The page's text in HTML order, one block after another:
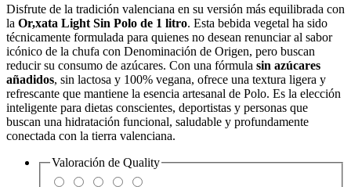
Disfrute de la tradición valenciana en su versión más equilibrada con
la Or,xata Light Sin Polo de 1 litro. Esta bebida vegetal ha sido
técnicamente formulada para quienes no desean renunciar al sabor
icónico de la chufa con Denominación de Origen, pero buscan
reducir su consumo de azúcares. Con una fórmula sin azúcares
añadidos, sin lactosa y 100% vegana, ofrece una textura ligera y
refrescante que mantiene la esencia artesanal de Polo. Es la elección
inteligente para dietas conscientes, deportistas y personas que
buscan una hidratación funcional, saludable y profundamente
conectada con la tierra valenciana.
Valoración de Quality